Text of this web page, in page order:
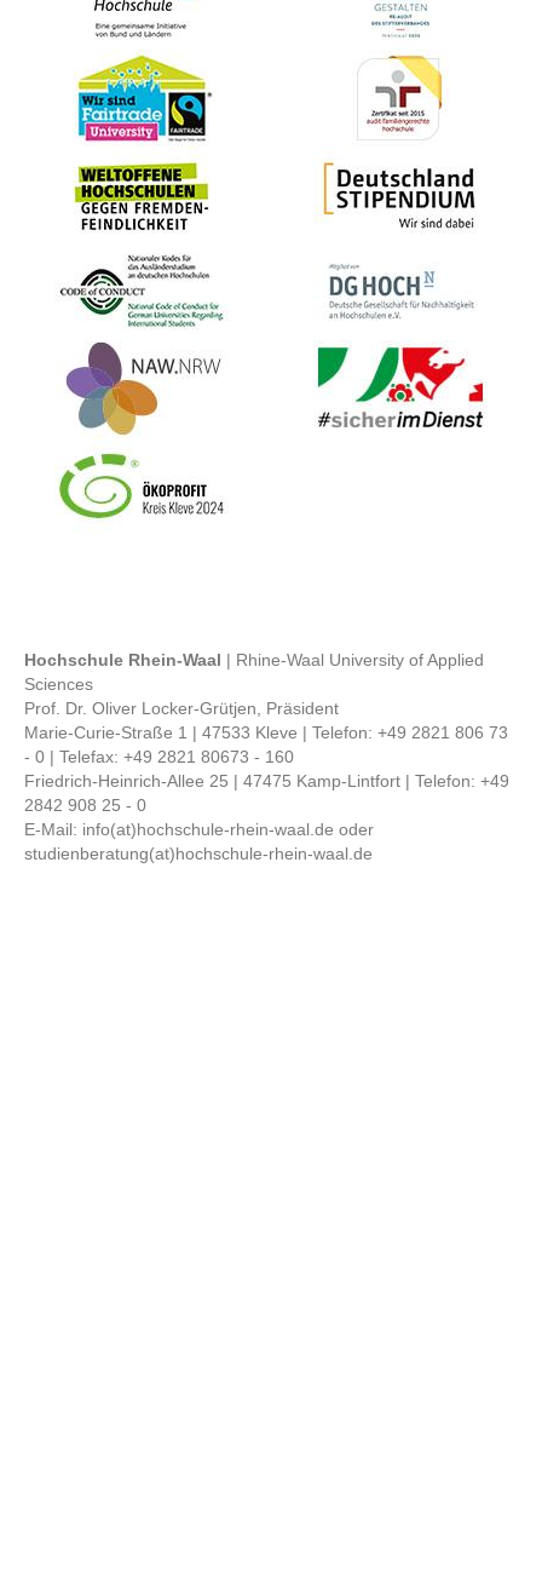
Hochschule Rhein-Waal | Rhine-Waal University of Applied
Sciences
Prof. Dr. Oliver Locker-Grütjen, Präsident
Marie-Curie-Straße 1 | 47533 Kleve | Telefon: +49 2821 806 73
- 0 | Telefax: +49 2821 80673 - 160
Friedrich-Heinrich-Allee 25 | 47475 Kamp-Lintfort | Telefon: +49
2842 908 25 - 0
E-Mail: info(at)hochschule-rhein-waal.de oder
studienberatung(at)hochschule-rhein-waal.de